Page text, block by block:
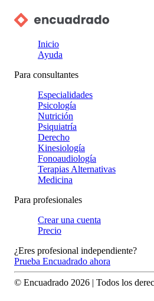
Inicio
Ayuda
Para consultantes
Especialidades
Psicología
Nutrición
Psiquiatría
Derecho
Kinesiología
Fonoaudiología
Terapias Alternativas
Medicina
Para profesionales
Crear una cuenta
Precio
¿Eres profesional independiente?
Prueba Encuadrado ahora
© Encuadrado 2026 | Todos los